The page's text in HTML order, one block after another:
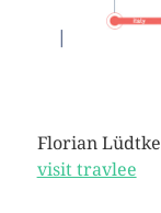
Florian Lüdtke
visit travlee